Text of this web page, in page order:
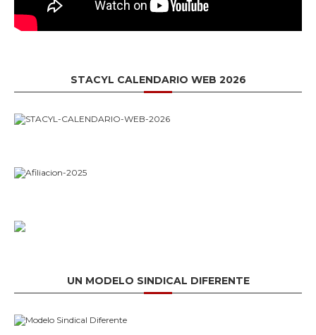
STACYL CALENDARIO WEB 2026
UN MODELO SINDICAL DIFERENTE